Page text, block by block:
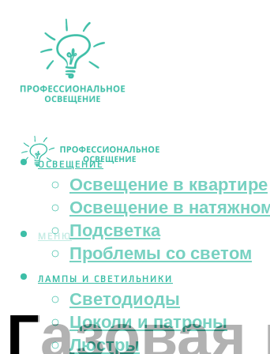
ОСВЕЩЕНИЕ
Освещение в квартире
Освещение в
Подсветка
Проблемы со светом
ЛАМПЫ И СВЕТИЛЬНИКИ
Светодиоды
Цоколи и патроны
Люстры
МЕНЮ